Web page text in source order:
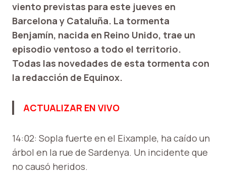
viento previstas para este jueves en
Barcelona y Cataluña. La tormenta
Benjamín, nacida en Reino Unido, trae un
episodio ventoso a todo el territorio.
Todas las novedades de esta tormenta con
la redacción de Equinox.
ACTUALIZAR EN VIVO
14:02: Sopla fuerte en el Eixample, ha caído un
árbol en la rue de Sardenya. Un incidente que
no causó heridos.